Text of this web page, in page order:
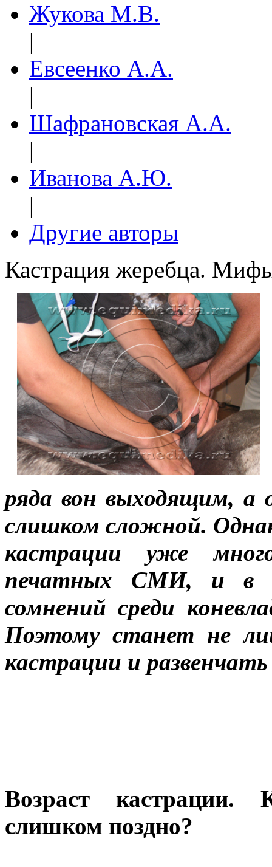
Жукова М.В.
|
Евсеенко А.А.
|
Шафрановская А.А.
|
Иванова А.Ю.
|
Другие авторы
Кастрация жеребца.
ряда вон выходящим, а
слишком сложной.
кастрации уже
печатных СМИ, и в
сомнений среди
Поэтому станет не
кастрации и
Возраст
слишком поздно?